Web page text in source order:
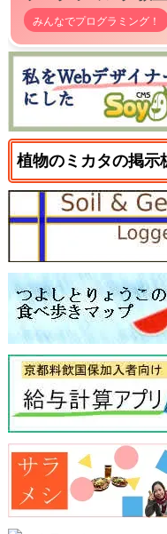
みんなでプログラミング！
植物のミカタの掲示